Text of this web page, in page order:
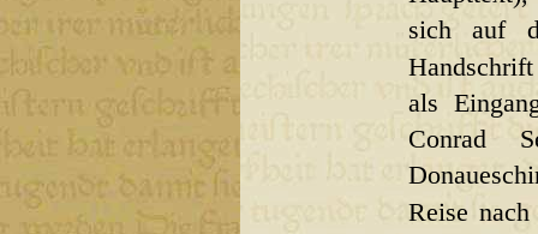
sich auf
als
Conrad
Reise